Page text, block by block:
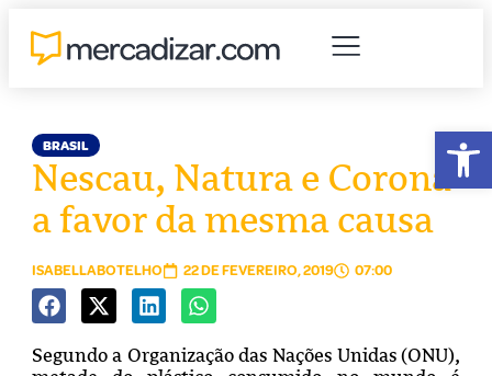
BRASIL
Nescau, Natura e Corona
a favor da mesma causa
ISABELLABOTELHO 22 DE FEVEREIRO, 2019 07:00
Segundo a Organização das Nações Unidas (ONU),